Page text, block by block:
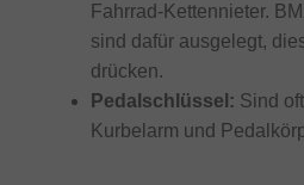
Fahrrad-Kettennieter.
sind dafür ausgelegt,
drücken.
Pedalschlüssel: Sind
Kurbelarm und